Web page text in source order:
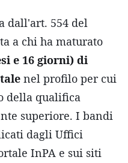
dall'art. 554 del
a chi ha maturato
e 16 giorni) di
nel profilo per cui
della qualifica
superiore. I bandi
dagli Uffici
InPA e sui siti